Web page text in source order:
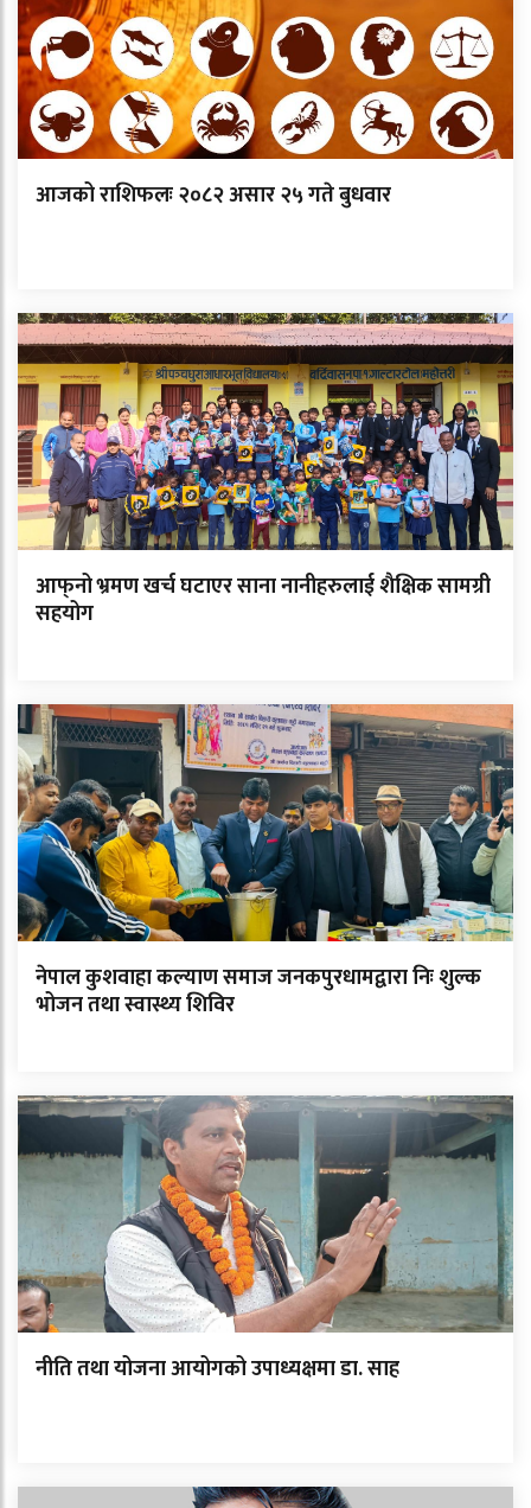
आजको राशिफलः २०८२ असार २५ गते बुधवार
आफ्‌नो भ्रमण खर्च घटाएर साना नानीहरुलाई शैक्षिक सामग्री
सहयोग
नेपाल कुशवाहा कल्याण समाज जनकपुरधामद्वारा निः शुल्क
भोजन तथा स्वास्थ्य शिविर
नीति तथा योजना आयोगको उपाध्यक्षमा डा. साह